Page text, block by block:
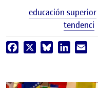
educación superior
tendenci
Facebook BlueskyLinkedIn